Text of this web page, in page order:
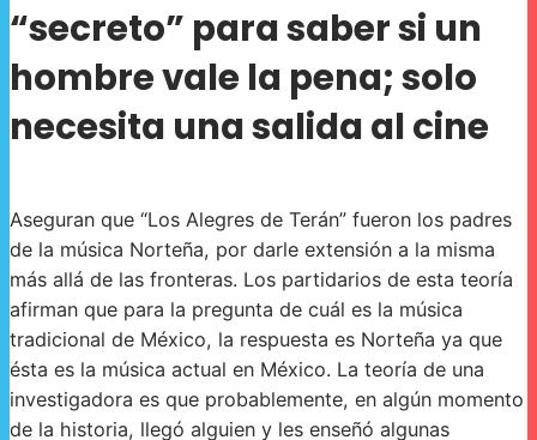
“secreto” para saber si un
hombre vale la pena; solo
necesita una salida al cine
Aseguran que “Los Alegres de Terán” fueron los padres
de la música Norteña, por darle extensión a la misma
más allá de las fronteras. Los partidarios de esta teoría
afirman que para la pregunta de cuál es la música
tradicional de México, la respuesta es Norteña ya que
ésta es la música actual en México. La teoría de una
investigadora es que probablemente, en algún momento
de la historia, llegó alguien y les enseñó algunas